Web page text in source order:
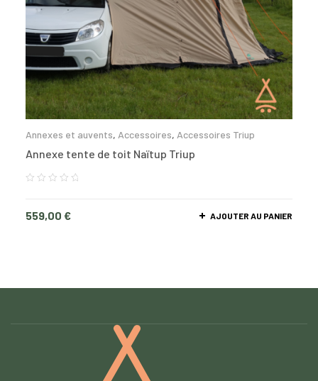
Annexes et auvents, Accessoires, Accessoires Triup
Annexe tente de toit Naïtup Triup
559,00 € AJOUTER AU PANIER